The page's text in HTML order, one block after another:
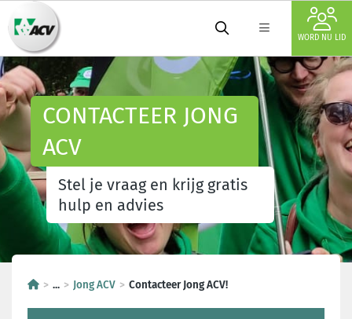
WORD NU LID
CONTACTEER JONG
ACV
Stel je vraag en krijg gratis
hulp en advies
... Jong ACV Contacteer Jong ACV!